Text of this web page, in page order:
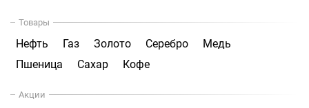
Товары
Нефть Газ Золото Серебро
Медь
Пшеница
Сахар Кофе
Акции